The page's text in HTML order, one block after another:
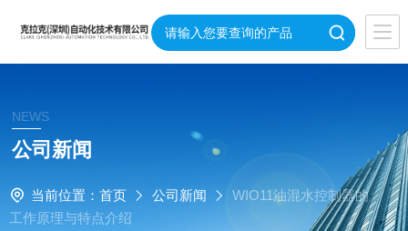
NEWS
公司新闻
当前位置： 首页 公司新闻
WIO11油混水控制器的
工作原理与特点介绍